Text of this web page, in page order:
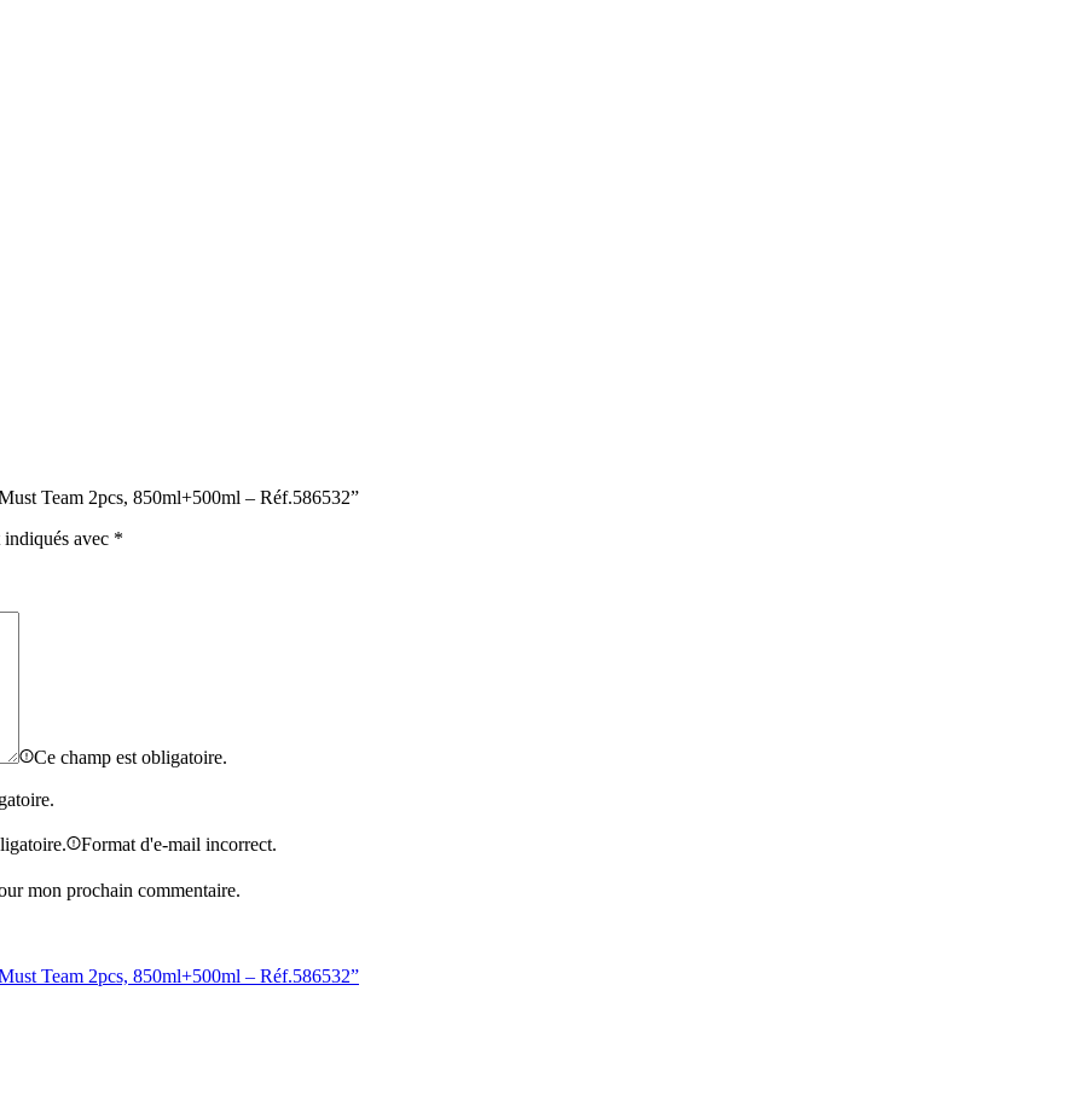
Team 2pcs, 850ml+500ml – Réf.586532”
avec *
Ce champ est obligatoire.
Format d'e-mail incorrect.
mon prochain commentaire.
Team 2pcs, 850ml+500ml – Réf.586532”